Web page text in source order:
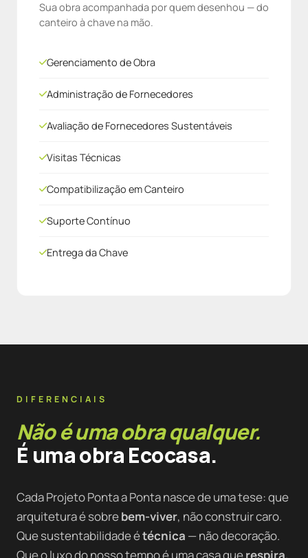
Sua obra acompanhada por quem desenhou — do
canteiro à chave na mão.
Gerenciamento de Obra
Administração de Fornecedores
Avaliação de Fornecedores Sustentáveis
Visitas Técnicas
Compatibilização em Canteiro
Suporte Contínuo
Entrega da Chave
DIFERENCIAIS
Não é uma obra qualquer.
É uma obra Ecocasa.
Cada Projeto Ponta a Ponta nasce de uma tese: que
arquitetura é sobrebem-viver, não construir caro.
Que sustentabilidade étécnica — não decoração.